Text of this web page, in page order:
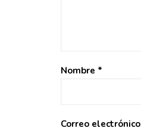
Nombre *
Correo electrónico